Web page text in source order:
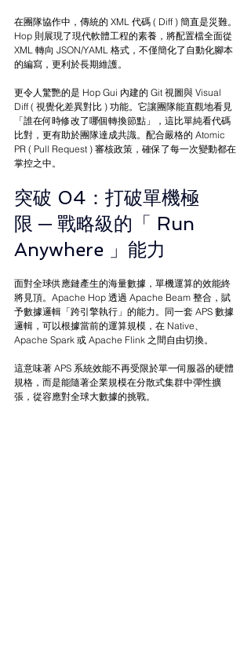
在團隊協作中，傳統的 XML 代碼 ( Diff ) 簡直是災難。
Hop 則展現了現代軟體工程的素養，將配置檔全面從
XML 轉向 JSON/YAML 格式，不僅簡化了自動化腳本
的編寫，更利於長期維護。
更令人驚艷的是 Hop Gui 內建的 Git 視圖與 Visual
Diff ( 視覺化差異對比 ) 功能。它讓團隊能直觀地看見
「誰在何時修改了哪個轉換節點」，這比單純看代碼
比對，更有助於團隊達成共識。配合嚴格的 Atomic
PR ( Pull Request ) 審核政策，確保了每一次變動都在
掌控之中。
突破 04：打破單機極
限 ─ 戰略級的「 Run
Anywhere 」能力
面對全球供應鏈產生的海量數據，單機運算的效能終
將見頂。Apache Hop 透過 Apache Beam 整合，賦
予數據邏輯「跨引擎執行」的能力。同一套 APS 數據
邏輯，可以根據當前的運算規模，在 Native、
Apache Spark 或 Apache Flink 之間自由切換。
這意味著 APS 系統效能不再受限於單一伺服器的硬體
規格，而是能隨著企業規模在分散式集群中彈性擴
張，從容應對全球大數據的挑戰。